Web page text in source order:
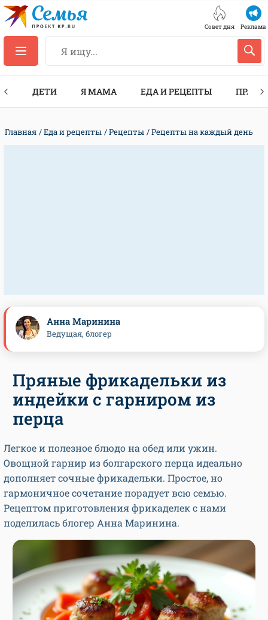
Совет дня Реклама
ДЕТИ Я МАМА ЕДА И РЕЦЕПТЫ
Главная Еда и рецепты Рецепты Рецепты на каждый день
Пряные фрикадельки из
индейки с гарниром из
перца
Легкое и полезное блюдо на обед или ужин.
Овощной гарнир из болгарского перца идеально
дополняет сочные фрикадельки. Простое, но
гармоничное сочетание порадует всю семью.
Рецептом приготовления фрикаделек с нами
поделилась блогер Анна Маринина.
Анна Маринина
Ведущая, блогер